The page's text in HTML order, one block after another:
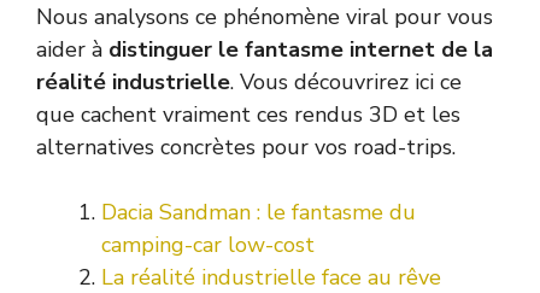
Nous analysons ce phénomène viral pour vous
aider à distinguer le fantasme internet de la
réalité industrielle. Vous découvrirez ici ce
que cachent vraiment ces rendus 3D et les
alternatives concrètes pour vos road-trips.
Dacia Sandman : le fantasme du
camping-car low-cost
La réalité industrielle face au rêve